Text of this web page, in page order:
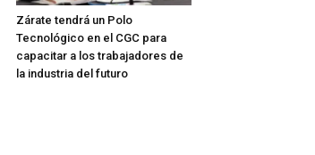
Zárate tendrá un Polo
Tecnológico en el CGC para
capacitar a los trabajadores de
la industria del futuro